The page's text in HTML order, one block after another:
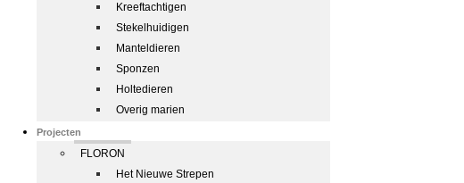
Kreeftachtigen
Stekelhuidigen
Manteldieren
Sponzen
Holtedieren
Overig marien
Projecten
FLORON
Het Nieuwe Strepen